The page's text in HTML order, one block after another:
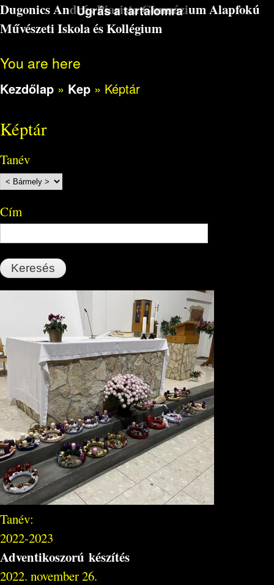
Ugrás a tartalomra
Dugonics András Piarista Gimnázium Alapfokú
Művészeti Iskola és Kollégium
You are here
Kezdőlap » Kep » Képtár
Képtár
Tanév
Cím
Tanév:
2022-2023
Adventikoszorú készítés
2022. november 26.